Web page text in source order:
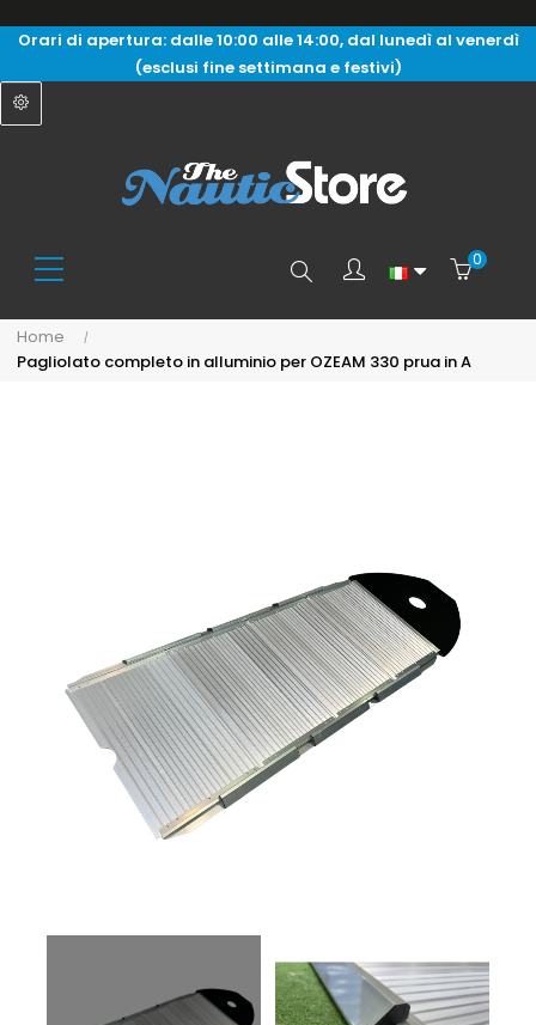
Orari di apertura: dalle 10:00 alle 14:00, dal lunedì al venerdì
(esclusi fine settimana e festivi)
Search
here...
0
Home
Pagliolato completo in alluminio per OZEAM 330 prua in A